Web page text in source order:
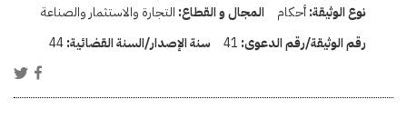
نوع الوثيقة:أحكام المجال و القطاع: التجارة والاستثمار والصناعة
رقم الوثيقة/رقم الدعوى: 41 سنة الإصدار/السنة القضائية:44